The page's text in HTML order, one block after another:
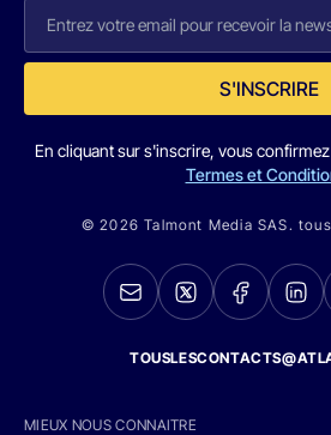
S'INSCRIRE
En cliquant sur s'inscrire, vous
Termes et
© 2026 Talmont Media SAS.
MIEUX NOUS CONNAITRE